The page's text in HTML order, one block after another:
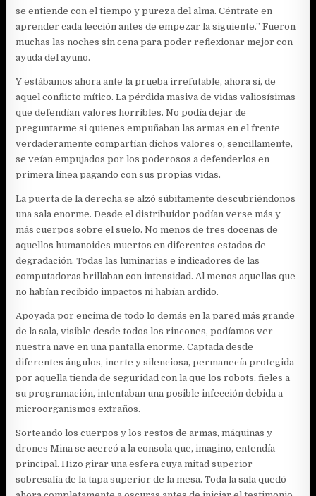
se entiende con el tiempo y pureza del alma. Céntrate en
aprender cada lección antes de empezar la siguiente.” Fueron
muchas las noches sin cena para poder reflexionar mejor con
ayuda del ayuno.
Y estábamos ahora ante la prueba irrefutable, ahora sí, de
aquel conflicto mítico. La pérdida masiva de vidas valiosísimas
que defendían valores horribles. No podía dejar de
preguntarme si quienes empuñaban las armas en el frente
verdaderamente compartían dichos valores o, sencillamente,
se veían empujados por los poderosos a defenderlos en
primera línea pagando con sus propias vidas.
La puerta de la derecha se alzó súbitamente descubriéndonos
una sala enorme. Desde el distribuidor podían verse más y
más cuerpos sobre el suelo. No menos de tres docenas de
aquellos humanoides muertos en diferentes estados de
degradación. Todas las luminarias e indicadores de las
computadoras brillaban con intensidad. Al menos aquellas que
no habían recibido impactos ni habían ardido.
Apoyada por encima de todo lo demás en la pared más grande
de la sala, visible desde todos los rincones, podíamos ver
nuestra nave en una pantalla enorme. Captada desde
diferentes ángulos, inerte y silenciosa, permanecía protegida
por aquella tienda de seguridad con la que los robots, fieles a
su programación, intentaban una posible infección debida a
microorganismos extraños.
Sorteando los cuerpos y los restos de armas, máquinas y
drones Mina se acercó a la consola que, imagino, entendía
principal. Hizo girar una esfera cuya mitad superior
sobresalía de la tapa superior de la mesa. Toda la sala quedó